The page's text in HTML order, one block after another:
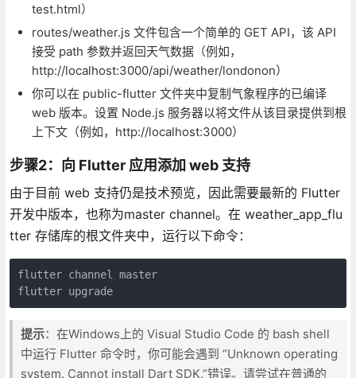
test.html）
routes/weather.js 文件包含一个简单的 GET API，该 API
接受 path 参数并返回天气数据（例如，
http://localhost:3000/api/weather/londonon）
你可以在 public-flutter 文件夹中复制气象程序的已编译
web 版本。设置 Node.js 服务器以将文件从该目录提供到根
上下文（例如，http://localhost:3000）
步骤2：向 Flutter 应用添加 web 支持
由于目前 web 支持仍是技术预览，因此需要最新的 Flutter
开发中版本，也称为master channel。在 weather_app_flu
tter 存储库的根文件夹中，运行以下命令：
flutter channel master
flutter upgrade
提示：在Windows上的 Visual Studio Code 的 bash shell
中运行 Flutter 命令时，你可能会遇到 “Unknown operating
system. Cannot install Dart SDK.”错误。请尝试在普通的